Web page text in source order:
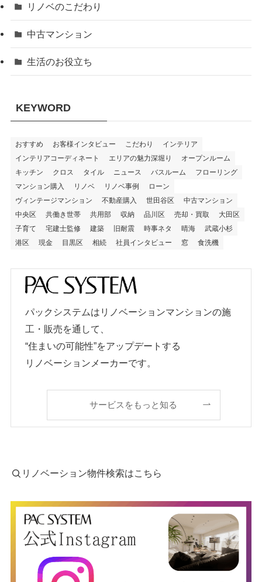
リノベのこだわり
中古マンション
生活のお役立ち
KEYWORD
おすすめ お客様インタビュー こだわり
インテリア
インテリアコーディネート
エリアの魅力深堀り
オープンルーム
キッチン
クロス タイル ニュース バスルーム
フローリング
マンション購入
リノベ リノベ事例
ローン
ヴィンテージマンション
不動産購入 世田谷区
中古マンション
中央区
共働き世帯 共用部 収納 品川区 売却・買取
大田区
子育て
宅建士監修 建築 旧耐震 時事ネタ 晴海
武蔵小杉
港区
現金 目黒区 相続 社員インタビュー 窓 食洗機
パックシステムはリノベーションマンションの施
工・販売を通して、
“住まいの可能性”をアップデートする
リノベーションメーカーです。
サービスをもっと知る
リノベーション物件検索はこちら